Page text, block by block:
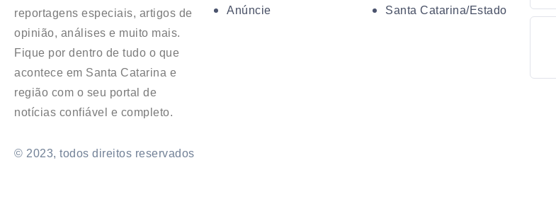
reportagens especiais, artigos de
opinião, análises e muito mais.
Fique por dentro de tudo o que
acontece em Santa Catarina e
região com o seu portal de
notícias confiável e completo.
© 2023, todos direitos reservados
Anúncie Santa Catarina/Estado